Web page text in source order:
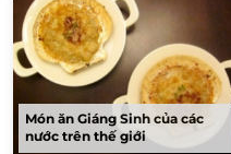
Món ăn Giáng Sinh của các
nước trên thế giới